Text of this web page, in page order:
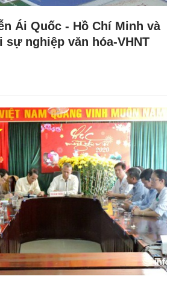
Ái Quốc - Hồ Chí Minh và
sự nghiệp văn hóa-VHNT